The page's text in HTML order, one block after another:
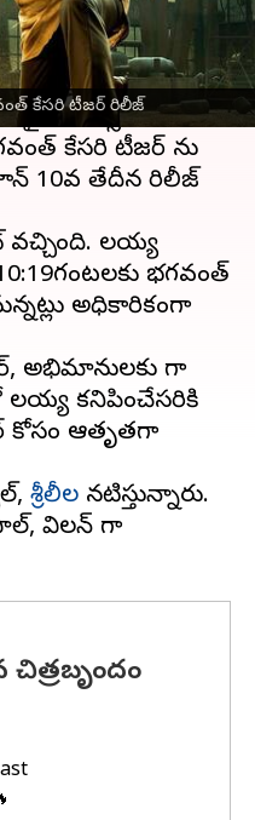
కేసరి టీజర్ రిలీజ్
తెరకెక్కుతున్న
టైటిల్ ఫిక్స్ చేసిన
కేసరి టీజర్ ను
10వ తేదీన రిలీజ్
బాలయ్య
భగవంత్
అధికారికంగా
అభిమానులకు బాగా
కనిపించేసరికి
కోసం ఆతృతగా
శ్రీలీల నటిస్తున్నారు.
విలన్ గా
చిత్రబృందం